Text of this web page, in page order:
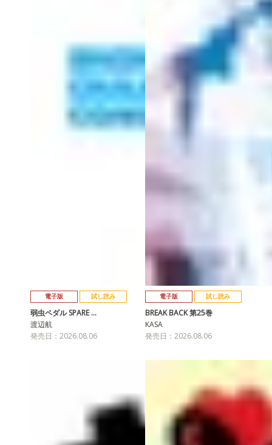
電子版 試し読み
弱虫ペダル SPARE …
渡辺航
発売日：2026.08.06
電子版 試し読み
BREAK BACK 第25巻
KASA
発売日：2026.08.06